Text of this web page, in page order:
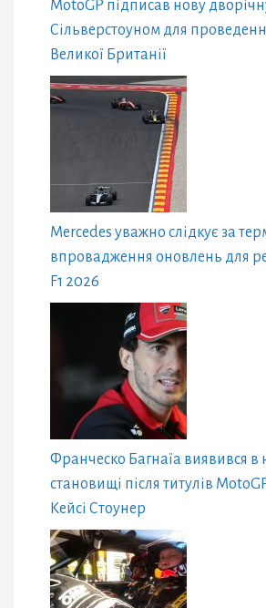
MotoGP підписав нову
Сільверстоуном для
Великої Британії
Mercedes уважно слідкує за
впровадження оновлень для
F1 2026
Франческо Багнаїа виявився в
становищі після титулів
Кейсі Стоунер